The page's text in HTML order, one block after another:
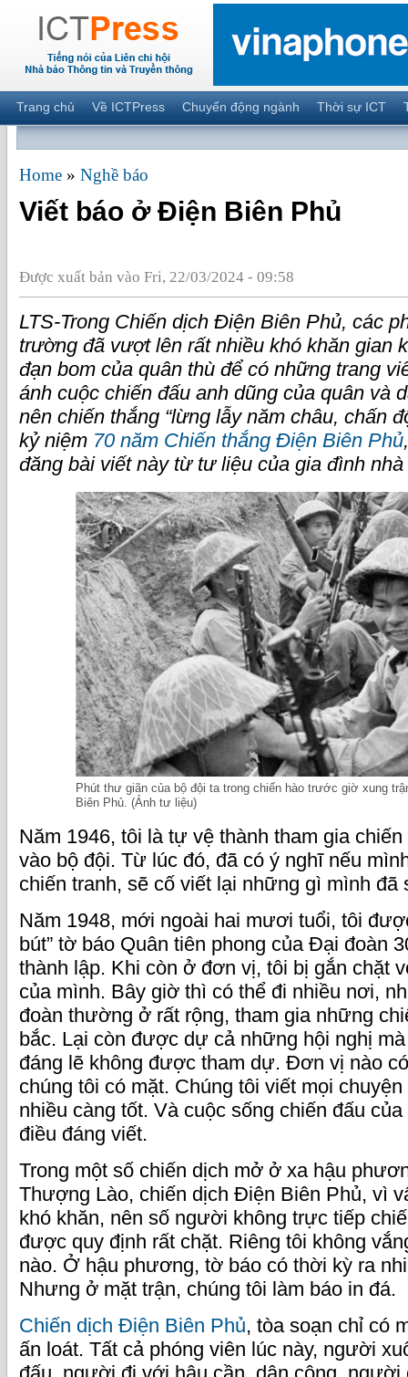
Trang chủ Về ICTPress Chuyển động ngành Thời sự ICT
Home » Nghề báo
Viết báo ở Điện Biên Phủ
Được xuất bản vào Fri, 22/03/2024 - 09:58
LTS-Trong Chiến dịch Điện Biên Phủ, các
trường đã vượt lên rất nhiều khó khăn gian
đạn bom của quân thù để có những trang
ánh cuộc chiến đấu anh dũng của quân và
nên chiến thắng “lừng lẫy năm châu, chấn
kỷ niệm 70 năm Chiến thắng Điện Biên Phủ
đăng bài viết này từ tư liệu của gia đình
Phút thư giãn của bộ đội ta trong chiến hào trước giờ xung
Biên Phủ. (Ảnh tư liệu)
Năm 1946, tôi là tự vệ thành tham gia
vào bộ đội. Từ lúc đó, đã có ý nghĩ nếu
chiến tranh, sẽ cố viết lại những gì mình đã
Năm 1948, mới ngoài hai mươi tuổi, tôi
bút” tờ báo Quân tiên phong của Đại đoàn
thành lập. Khi còn ở đơn vị, tôi bị gắn chặt
của mình. Bây giờ thì có thể đi nhiều nơi,
đoàn thường ở rất rộng, tham gia những
bắc. Lại còn được dự cả những hội nghị
đáng lẽ không được tham dự. Đơn vị nào
chúng tôi có mặt. Chúng tôi viết mọi
nhiều càng tốt. Và cuộc sống chiến đấu
điều đáng viết.
Trong một số chiến dịch mở ở xa hậu
Thượng Lào, chiến dịch Điện Biên Phủ, vì
khó khăn, nên số người không trực tiếp
được quy định rất chặt. Riêng tôi không
nào. Ở hậu phương, tờ báo có thời kỳ ra
Nhưng ở mặt trận, chúng tôi làm báo in đá.
Chiến dịch Điện Biên Phủ, tòa soạn chỉ có
ấn loát. Tất cả phóng viên lúc này, người